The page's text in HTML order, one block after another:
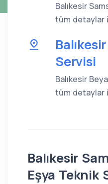
Balıkesir
tüm detaylar
Servisi
Balıkesir
tüm detaylar
Balıkesir
Eşya Teknik